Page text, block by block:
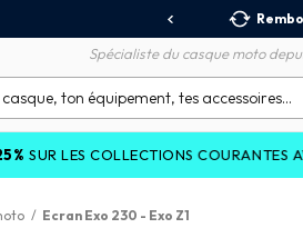
Spécialiste du casque moto
COURANTES AVEC LE
/ Ecran Exo 230 - Exo Z1